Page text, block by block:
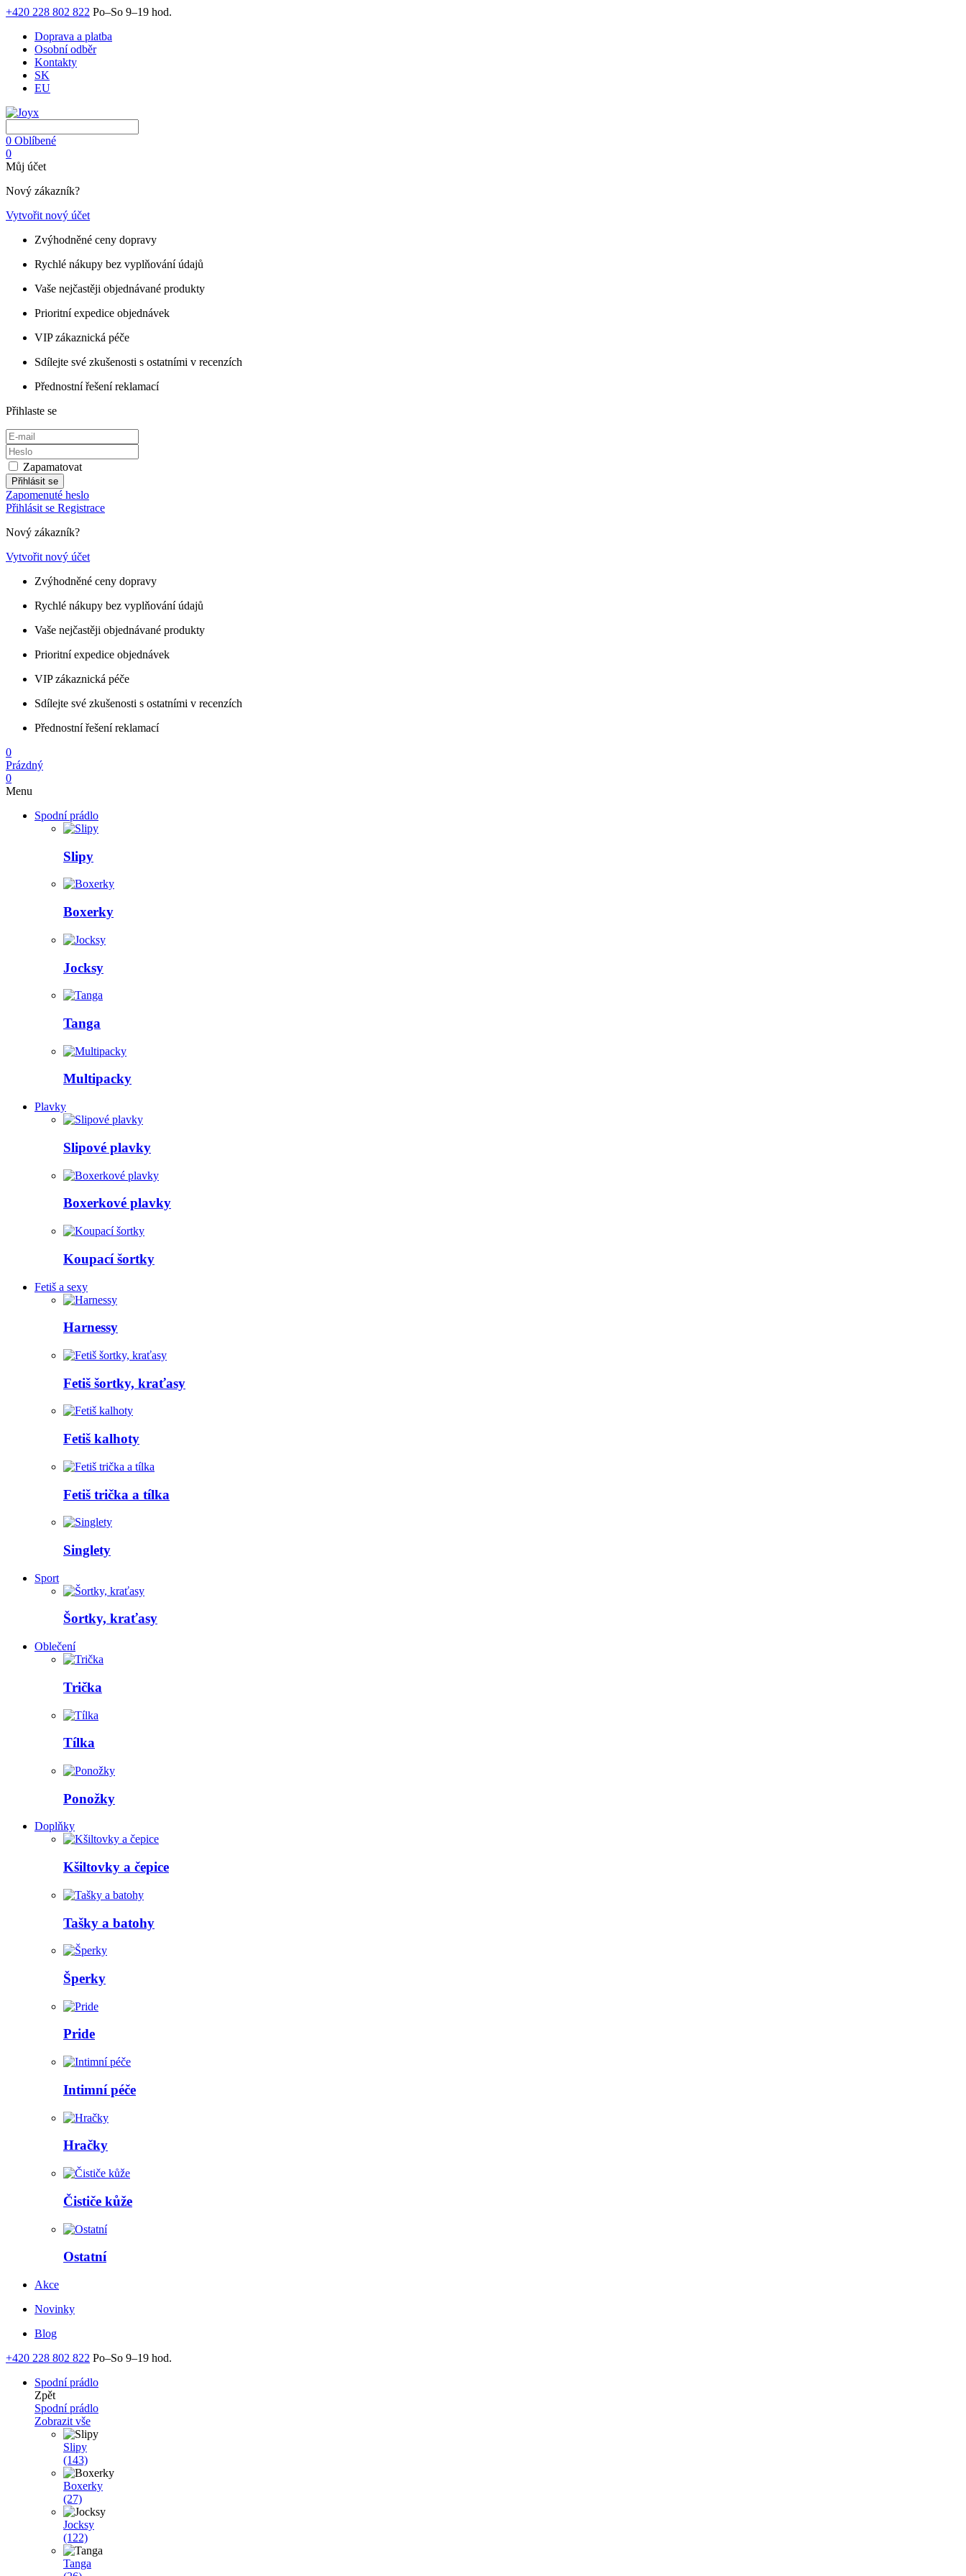
+420 228 802 822 Po–So 9–19 hod.
Doprava a platba
Osobní odběr
Kontakty
SK
EU
0 Oblíbené
0
Můj účet
Nový zákazník?
Vytvořit nový účet
Zvýhodněné ceny dopravy
Rychlé nákupy bez vyplňování údajů
Vaše nejčastěji objednávané produkty
Prioritní expedice objednávek
VIP zákaznická péče
Sdílejte své zkušenosti s ostatními v recenzích
Přednostní řešení reklamací
Přihlaste se
Zapamatovat
Přihlásit se
Zapomenuté heslo
Přihlásit se Registrace
Nový zákazník?
Vytvořit nový účet
Zvýhodněné ceny dopravy
Rychlé nákupy bez vyplňování údajů
Vaše nejčastěji objednávané produkty
Prioritní expedice objednávek
VIP zákaznická péče
Sdílejte své zkušenosti s ostatními v recenzích
Přednostní řešení reklamací
0
Prázdný
0
Menu
Spodní prádlo
Slipy
Boxerky
Jocksy
Tanga
Multipacky
Plavky
Slipové plavky
Boxerkové plavky
Koupací šortky
Fetiš a sexy
Harnessy
Fetiš šortky, kraťasy
Fetiš kalhoty
Fetiš trička a tílka
Singlety
Sport
Šortky, kraťasy
Oblečení
Trička
Tílka
Ponožky
Doplňky
Kšiltovky a čepice
Tašky a batohy
Šperky
Pride
Intimní péče
Hračky
Čističe kůže
Ostatní
Akce
Novinky
Blog
+420 228 802 822 Po–So 9–19 hod.
Spodní prádlo
Zpět
Spodní prádlo
Zobrazit vše
Slipy
(143)
Boxerky
(27)
Jocksy
(122)
Tanga